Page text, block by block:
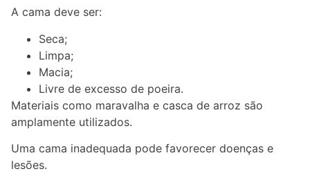
A cama deve ser:
Seca;
Limpa;
Macia;
Livre de excesso de poeira.
Materiais como maravalha e casca de arroz são
amplamente utilizados.
Uma cama inadequada pode favorecer doenças e
lesões.